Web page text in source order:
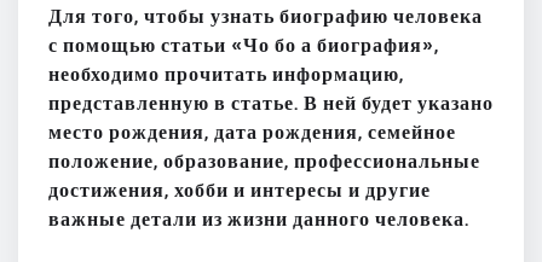
Для того, чтобы узнать биографию человека
с помощью статьи «Чо бо а биография»,
необходимо прочитать информацию,
представленную в статье. В ней будет указано
место рождения, дата рождения, семейное
положение, образование, профессиональные
достижения, хобби и интересы и другие
важные детали из жизни данного человека.